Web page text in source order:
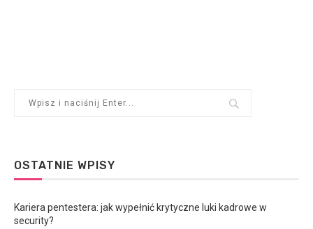
OSTATNIE WPISY
Kariera pentestera: jak wypełnić krytyczne luki kadrowe w
security?